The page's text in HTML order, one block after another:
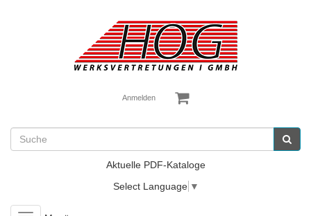
Anmelden
Aktuelle PDF-Kataloge
Select Language ▼